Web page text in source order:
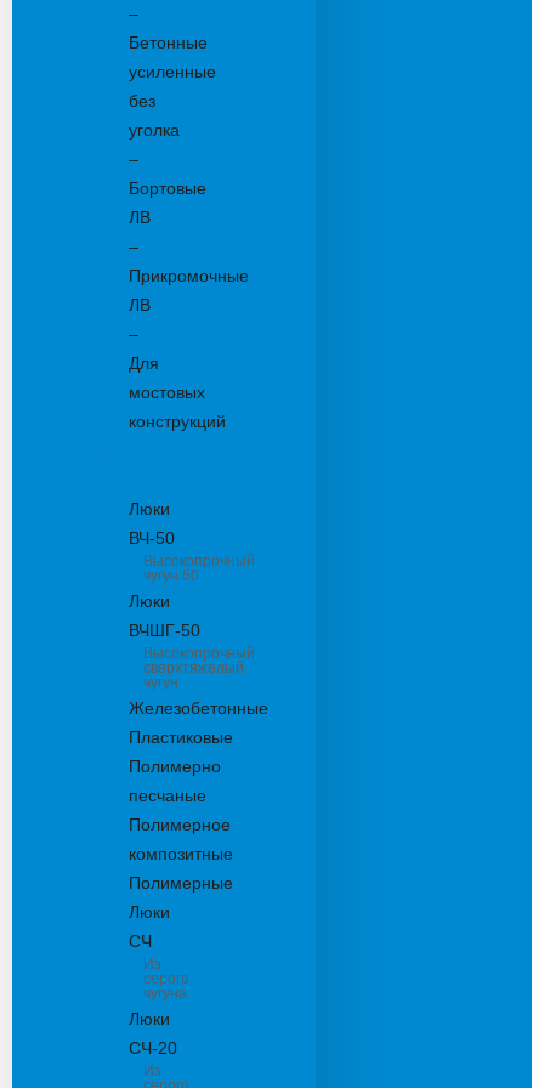
–
Бетонные
усиленные
без
уголка
–
Бортовые
ЛВ
–
Прикромочные
ЛВ
–
Для
мостовых
конструкций
Люки
ВЧ-50
Высокопрочный
чугун 50
Люки
ВЧШГ-50
Высокопрочный
сверхтяжелый
чугун
Железобетонные
Пластиковые
Полимерно
песчаные
Полимерное
композитные
Полимерные
Люки
СЧ
Из
серого
чугуна
Люки
СЧ-20
Из